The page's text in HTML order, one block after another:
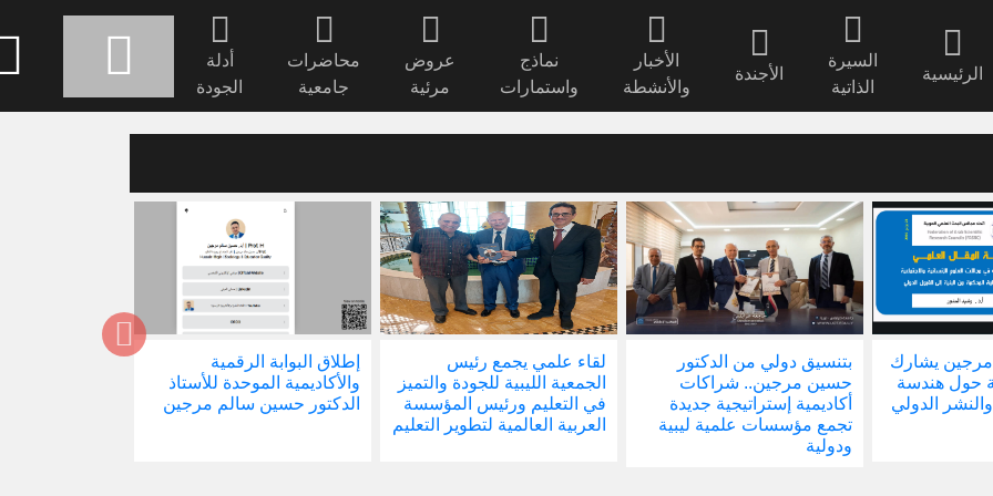
الرئيسية
السيرة
الذاتية
الأجندة
الأخبار
والأنشطة
نماذج
واستمارات
عروض
مرئية
محاضرات
جامعية
أدلة
الجودة
مرجين يشارك
حول هندسة
الدولي
بتنسيق دولي من الدكتور
حسين مرجين.. شراكات
أكاديمية إستراتيجية جديدة
تجمع مؤسسات علمية ليبية
ودولية
لقاء علمي يجمع رئيس
الجمعية الليبية للجودة والتميز
في التعليم ورئيس المؤسسة
العربية العالمية لتطوير التعليم
إطلاق البوابة الرقمية
والأكاديمية الموحدة للأستاذ
الدكتور حسين سالم مرجين